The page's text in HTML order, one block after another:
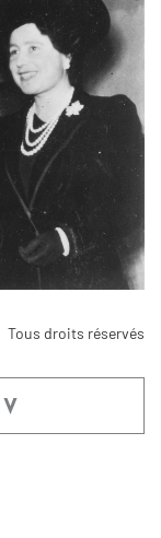
Tous droits réservés